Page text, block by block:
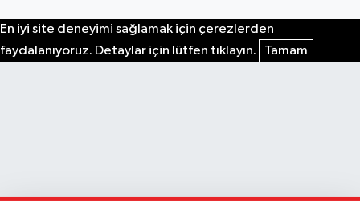
En iyi site deneyimi sağlamak için çerezlerden
faydalanıyoruz. Detaylar için lütfen tıklayın.
Tamam